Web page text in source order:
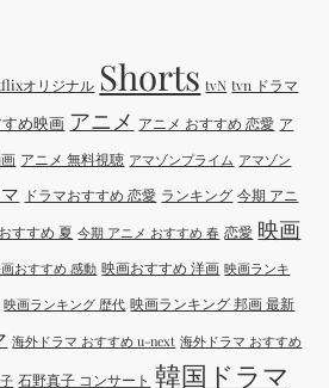
オリジナル Shorts tvN tvn ドラマ
め映画 アニメ アニメ おすすめ 恋愛 ア
アニメ 無料視聴 アマゾンプライム アマゾン
ドラマおすすめ 恋愛 ランキング 今期 アニ
すすめ 夏 今期 アニメ おすすめ 春 恋愛 映画
おすすめ 感動 映画おすすめ 洋画 映画ランキ
映画ランキング 歴代 映画ランキング 邦画 最新
海外ドラマ おすすめ u-next 海外ドラマ おすすめ
石野真子 コンサート 韓国ドラマ